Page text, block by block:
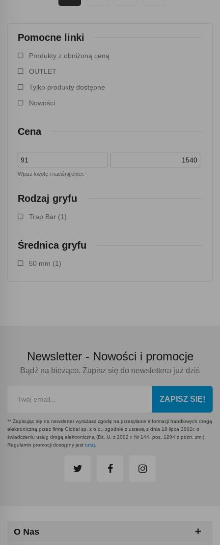
Pomocne linki
Produkty z obniżoną ceną
OUTLET
Tylko produkty dostępne
Nowości
Cena
Wpisz kwotę i naciśnij enter.
Rodzaj gryfu
Trap Bar (1)
Średnica gryfu
50 mm (1)
Newsletter - Nowości i promocje
Bądź na bieżąco. Zapisz się do newslettera już dziś
ZAPISZ SIĘ!
** Zapisując się na newsletter wyrażasz zgodę na przesyłanie informacji handlowych drogą
elektroniczną przez firmę Global sp. z o.o., zgodnie z ustawą z dnia 18 lipca 2002r. o
świadczeniu usług drogą elektroniczną (Dz. U. z 2002 r. Nr 144, poz. 1204 z późn. zm.)
Regulamin promocji dostępny jest tutaj.
O Nas